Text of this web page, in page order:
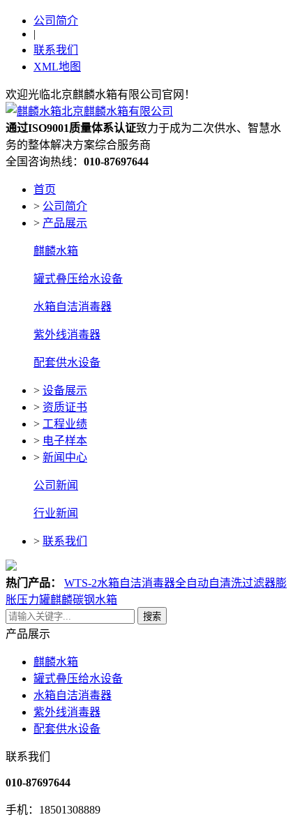
公司简介
|
联系我们
XML地图
欢迎光临北京麒麟水箱有限公司官网！
通过ISO9001质量体系认证致力于成为二次供水、智慧水
务的整体解决方案综合服务商
全国咨询热线： 010-87697644
首页
> 公司简介
> 产品展示
麒麟水箱
罐式叠压给水设备
水箱自洁消毒器
紫外线消毒器
配套供水设备
> 设备展示
> 资质证书
> 工程业绩
> 电子样本
> 新闻中心
公司新闻
行业新闻
> 联系我们
热门产品： WTS-2水箱自洁消毒器全自动自清洗过滤器膨
胀压力罐麒麟碳钢水箱
搜索
产品展示
麒麟水箱
罐式叠压给水设备
水箱自洁消毒器
紫外线消毒器
配套供水设备
联系我们
010-87697644
手机：18501308889